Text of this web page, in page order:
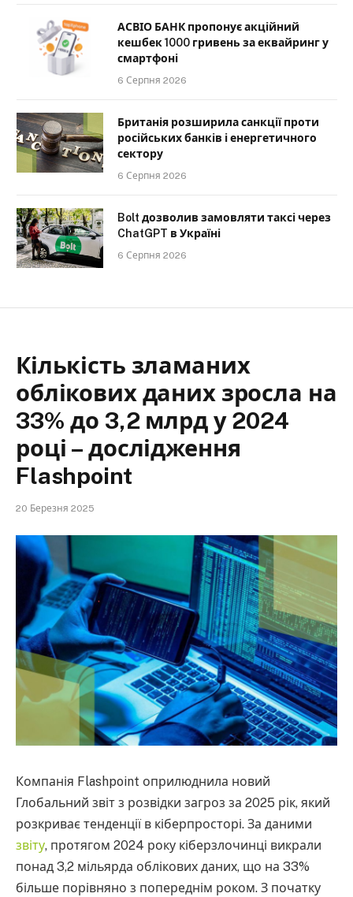
АСВІО БАНК пропонує акційний
кешбек 1000 гривень за еквайринг у
смартфоні
6 Серпня 2026
Британія розширила санкції проти
російських банків і енергетичного
сектору
6 Серпня 2026
Bolt дозволив замовляти таксі через
ChatGPT в Україні
6 Серпня 2026
Кількість зламаних
облікових даних зросла на
33% до 3,2 млрд у 2024
році – дослідження
Flashpoint
20 Березня 2025
Компанія Flashpoint оприлюднила новий
Глобальний звіт з розвідки загроз за 2025 рік, який
розкриває тенденції в кіберпросторі. За даними
звіту, протягом 2024 року кіберзлочинці викрали
понад 3,2 мільярда облікових даних, що на 33%
більше порівняно з попереднім роком. З початку